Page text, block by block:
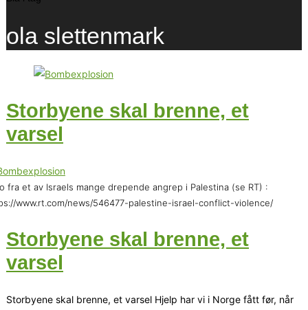
ola slettenmark
Storbyene skal brenne, et
varsel
fra et av Israels mange drepende angrep i Palestina (se RT) :
www.rt.com/news/546477-palestine-israel-conflict-violence/
Storbyene skal brenne, et
varsel
Storbyene skal brenne, et varsel Hjelp har vi i Norge fått før, når